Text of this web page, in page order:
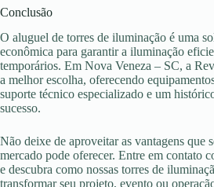
Conclusão
O aluguel de torres de iluminação é uma
econômica para garantir a iluminação
temporários. Em Nova Veneza – SC, a
a melhor escolha, oferecendo
suporte técnico especializado e um
sucesso.
Não deixe de aproveitar as vantagens que
mercado pode oferecer. Entre em contato
e descubra como nossas torres de
transformar seu projeto, evento ou